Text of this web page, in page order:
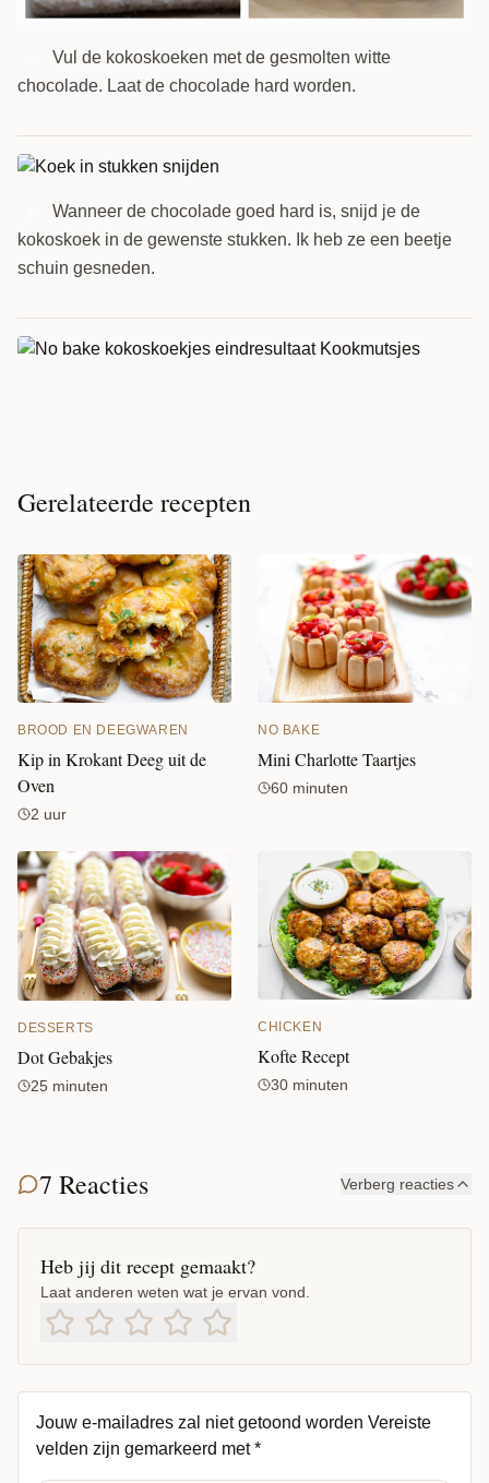
Vul de kokoskoeken met de gesmolten witte
chocolade. Laat de chocolade hard worden.
Wanneer de chocolade goed hard is, snijd je de
kokoskoek in de gewenste stukken. Ik heb ze een beetje
schuin gesneden.
Gerelateerde recepten
BROOD EN DEEGWAREN
Kip in Krokant Deeg uit de
Oven
2 uur
NO BAKE
Mini Charlotte Taartjes
60 minuten
DESSERTS
Dot Gebakjes
25 minuten
CHICKEN
Kofte Recept
30 minuten
7 Reacties Verberg reacties
Heb jij dit recept gemaakt?
Laat anderen weten wat je ervan vond.
Jouw e-mailadres zal niet getoond worden Vereiste
velden zijn gemarkeerd met*